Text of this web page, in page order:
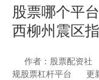
股票哪个平
西柳州震区
作者：股票配资社
规股票杠杆平台
更